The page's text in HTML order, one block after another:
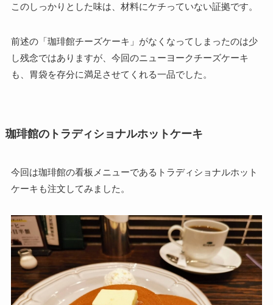
このしっかりとした味は、材料にケチっていない証拠です。
前述の「珈琲館チーズケーキ」がなくなってしまったのは少
し残念ではありますが、今回のニューヨークチーズケーキ
も、胃袋を存分に満足させてくれる一品でした。
珈琲館のトラディショナルホットケーキ
今回は珈琲館の看板メニューであるトラディショナルホット
ケーキも注文してみました。